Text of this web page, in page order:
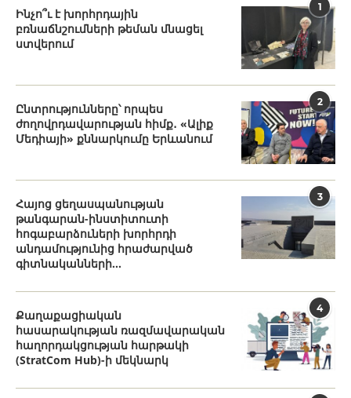
1
Ինչո՞ւ է խորհրդային
բռնաճնշումների թեման մնացել
ստվերում
2
Ընտրությունները՝ որպես
ժողովրդավարության հիմք․ «Ալիք
Մեդիայի» քննարկումը Երևանում
3
Հայոց ցեղասպանության
թանգարան-ինստիտուտի
հոգաբարձուների խորհրդի
անդամությունից հրաժարված
գիտնականների...
4
Քաղաքացիական
հասարակության ռազմավարական
հաղորդակցության հարթակի
(StratCom Hub)-ի մեկնարկ